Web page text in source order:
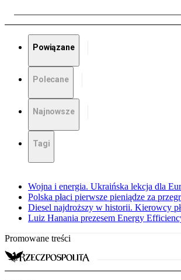
Powiązane
Polecane
Najnowsze
Tagi
Wojna i energia. Ukraińska lekcja dla
Polska płaci pierwsze pieniądze za
Diesel najdroższy w historii. Kierowcy
Luiz Hanania prezesem Energy
Promowane treści